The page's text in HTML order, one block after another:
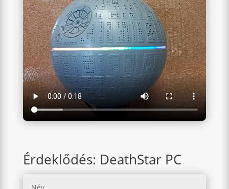
Érdeklődés: DeathStar PC